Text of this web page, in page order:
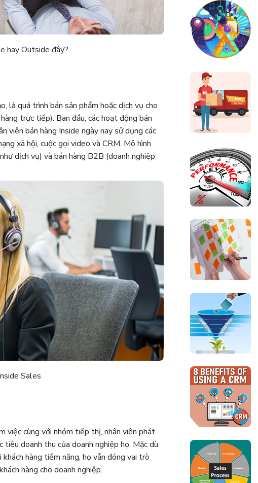
hay Outside đây?
là quá trình bán sản phẩm hoặc dịch vụ cho
trực tiếp). Ban đầu, các hoạt động bán
viên bán hàng Inside ngày nay sử dụng các
xã hội, cuộc gọi video và CRM. Mô hình
dịch vụ) và bán hàng B2B (doanh nghiệp
Sales
việc cùng với nhóm tiếp thị, nhân viên phát
doanh thu của doanh nghiệp họ. Mặc dù
hàng tiềm năng, họ vẫn đóng vai trò
hàng cho doanh nghiệp.